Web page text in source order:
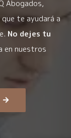
Abogados,
te ayudará a
No dejes tu
en nuestros